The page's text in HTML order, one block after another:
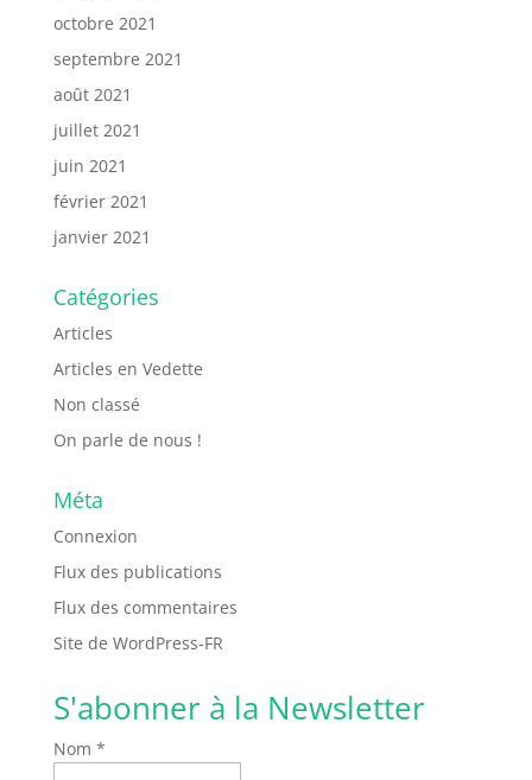
octobre 2021
septembre 2021
août 2021
juillet 2021
juin 2021
février 2021
janvier 2021
Catégories
Articles
Articles en Vedette
Non classé
On parle de nous !
Méta
Connexion
Flux des publications
Flux des commentaires
Site de WordPress-FR
S'abonner à la Newsletter
Nom *